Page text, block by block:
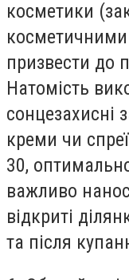
косметики
призвести до
Натомість
сонцезахисні
креми чи
30,
важливо
відкриті
та після